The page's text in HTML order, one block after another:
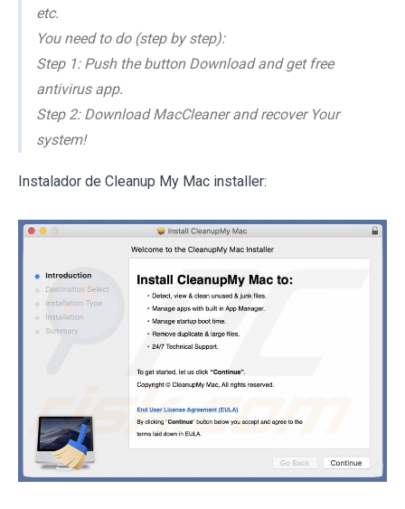
etc.
You need to do (step by step):
Step 1: Push the button Download and get free
antivirus app.
Step 2: Download MacCleaner and recover Your
system!
Instalador de Cleanup My Mac installer: